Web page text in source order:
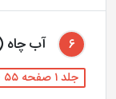
۶ آب چاه
جلد ۱ صفحه ۵۵ - ۵۷